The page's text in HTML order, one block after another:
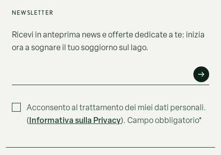
NEWSLETTER
Ricevi in anteprima news e offerte dedicate a te: inizia
ora a sognare il tuo soggiorno sul lago.
Acconsento al trattamento dei miei dati personali.
(Informativa sulla Privacy). Campo obbligatorio*